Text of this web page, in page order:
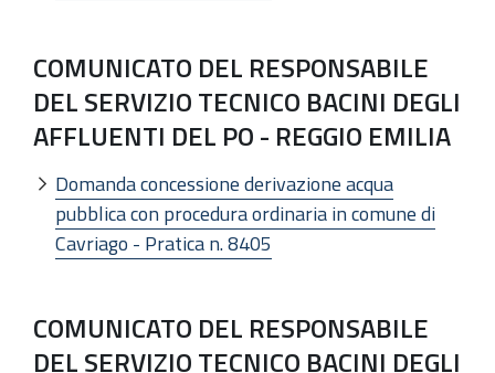
COMUNICATO DEL RESPONSABILE
DEL SERVIZIO TECNICO BACINI DEGLI
AFFLUENTI DEL PO - REGGIO EMILIA
Domanda concessione derivazione acqua
pubblica con procedura ordinaria in comune di
Cavriago - Pratica n. 8405
COMUNICATO DEL RESPONSABILE
DEL SERVIZIO TECNICO BACINI DEGLI